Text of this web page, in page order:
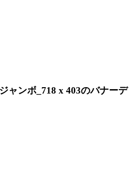
ャンボ_718 x 403のバナーデ